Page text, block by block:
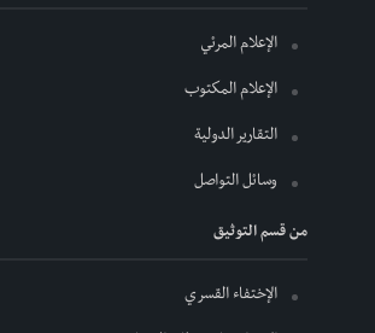
الإعلام المرئي
الإعلام المكتوب
التقارير الدولية
وسائل التواصل
من قسم التوثيق
الإختفاء القسري